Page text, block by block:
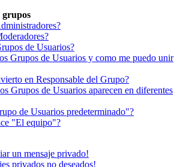
grupos
de Usuarios?
Grupos de Usuarios y como me puedo unir
en Responsable del Grupo?
Grupos de Usuarios aparecen en diferentes
de Usuarios predeterminado"?
"El equipo"?
un mensaje privado!
privados no deseados!